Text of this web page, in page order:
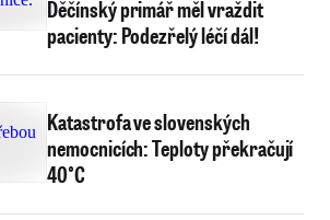
Děčínský primář měl vraždit
pacienty: Podezřelý léčí dál!
Katastrofa ve slovenských
nemocnicích: Teploty překračují
40°C